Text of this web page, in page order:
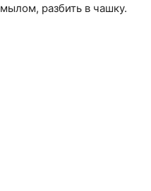
разбить в чашку.